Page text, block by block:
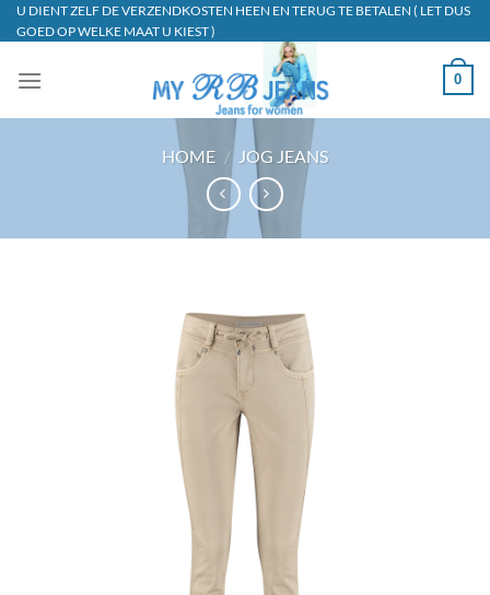
Ga
naar
U DIENT ZELF DE VERZENDKOSTEN HEEN EN TERUG TE BETALEN ( LET DUS
GOED OP WELKE MAAT U KIEST )
0
HOME / JOG JEANS